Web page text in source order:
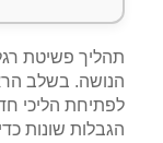
תהליך פשיטת
הנושה. בשלב
לפתיחת הליכי
הגבלות שונות